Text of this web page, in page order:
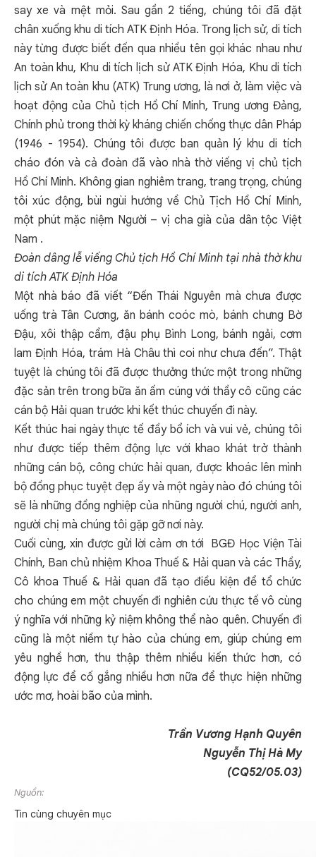
say xe và mệt mỏi. Sau gần 2 tiếng, chúng tôi đã đặt
chân xuống khu di tích ATK Định Hóa. Trong lịch sử, di tích
này từng được biết đến qua nhiều tên gọi khác nhau như
An toàn khu, Khu di tích lịch sử ATK Định Hóa, Khu di tích
lịch sử An toàn khu (ATK) Trung ương, là nơi ở, làm việc và
hoạt động của Chủ tịch Hồ Chí Minh, Trung ương Đảng,
Chính phủ trong thời kỳ kháng chiến chống thực dân Pháp
(1946 - 1954). Chúng tôi được ban quản lý khu di tích
cháo đón và cả đoàn đã vào nhà thờ viếng vị chủ tịch
Hồ Chí Minh. Không gian nghiêm trang, trang trọng, chúng
tôi xúc động, bùi ngùi hướng về Chủ Tịch Hồ Chí Minh,
một phút mặc niệm Người – vị cha già của dân tộc Việt
Nam .
Đoàn dâng lễ viếng Chủ tịch Hồ Chí Minh tại nhà thờ khu
di tích ATK Định Hóa
Một nhà báo đã viết “Đến Thái Nguyên mà chưa được
uống trà Tân Cương, ăn bánh coóc mò, bánh chưng Bờ
Đậu, xôi thập cẩm, đậu phụ Bình Long, bánh ngải, cơm
lam Định Hóa, trám Hà Châu thì coi như chưa đến”. Thật
tuyệt là chúng tôi đã được thưởng thức một trong những
đặc sản trên trong bữa ăn ấm cúng với thầy cô cũng các
cán bộ Hải quan trước khi kết thúc chuyến đi này.
Kết thúc hai ngày thực tế đầy bổ ích và vui vẻ, chúng tôi
như được tiếp thêm động lực với khao khát trở thành
những cán bộ, công chức hải quan, được khoác lên mình
bộ đồng phục tuyệt đẹp ấy và một ngày nào đó chúng tôi
sẽ là những đồng nghiệp của nhũng người chú, người anh,
người chị mà chúng tôi gặp gỡ nơi này.
Cuối cùng, xin được gửi lời cảm ơn tới BGĐ Học Viện Tài
Chính, Ban chủ nhiệm Khoa Thuế & Hải quan và các Thầy,
Cô khoa Thuế & Hải quan đã tạo điều kiện để tổ chức
cho chúng em một chuyến đi nghiên cứu thực tế vô cùng
ý nghĩa với những kỷ niệm không thể nào quên. Chuyến đi
cũng là một niềm tự hào của chúng em, giúp chúng em
yêu nghề hơn, thu thập thêm nhiều kiến thức hơn, có
động lực để cố gắng nhiều hơn nữa để thực hiện những
ước mơ, hoài bão của mình.
Trần Vương Hạnh Quyên
Nguyễn Thị Hà My
(CQ52/05.03)
Nguồn:
Tin cùng chuyên mục